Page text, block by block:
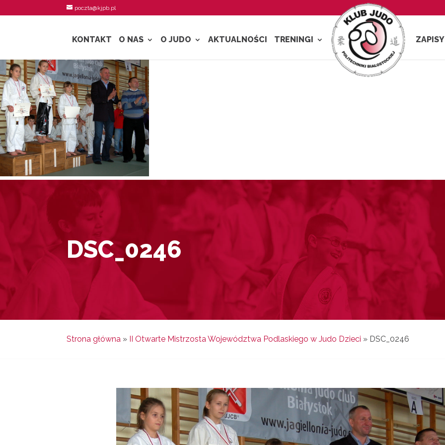
poczta@kjpb.pl
KONTAKT O NAS O JUDO AKTUALNOŚCI TRENINGI ZAPISY
DSC_0246
Strona główna » II Otwarte Mistrzosta Województwa Podlaskiego w Judo Dzieci » DSC_0246